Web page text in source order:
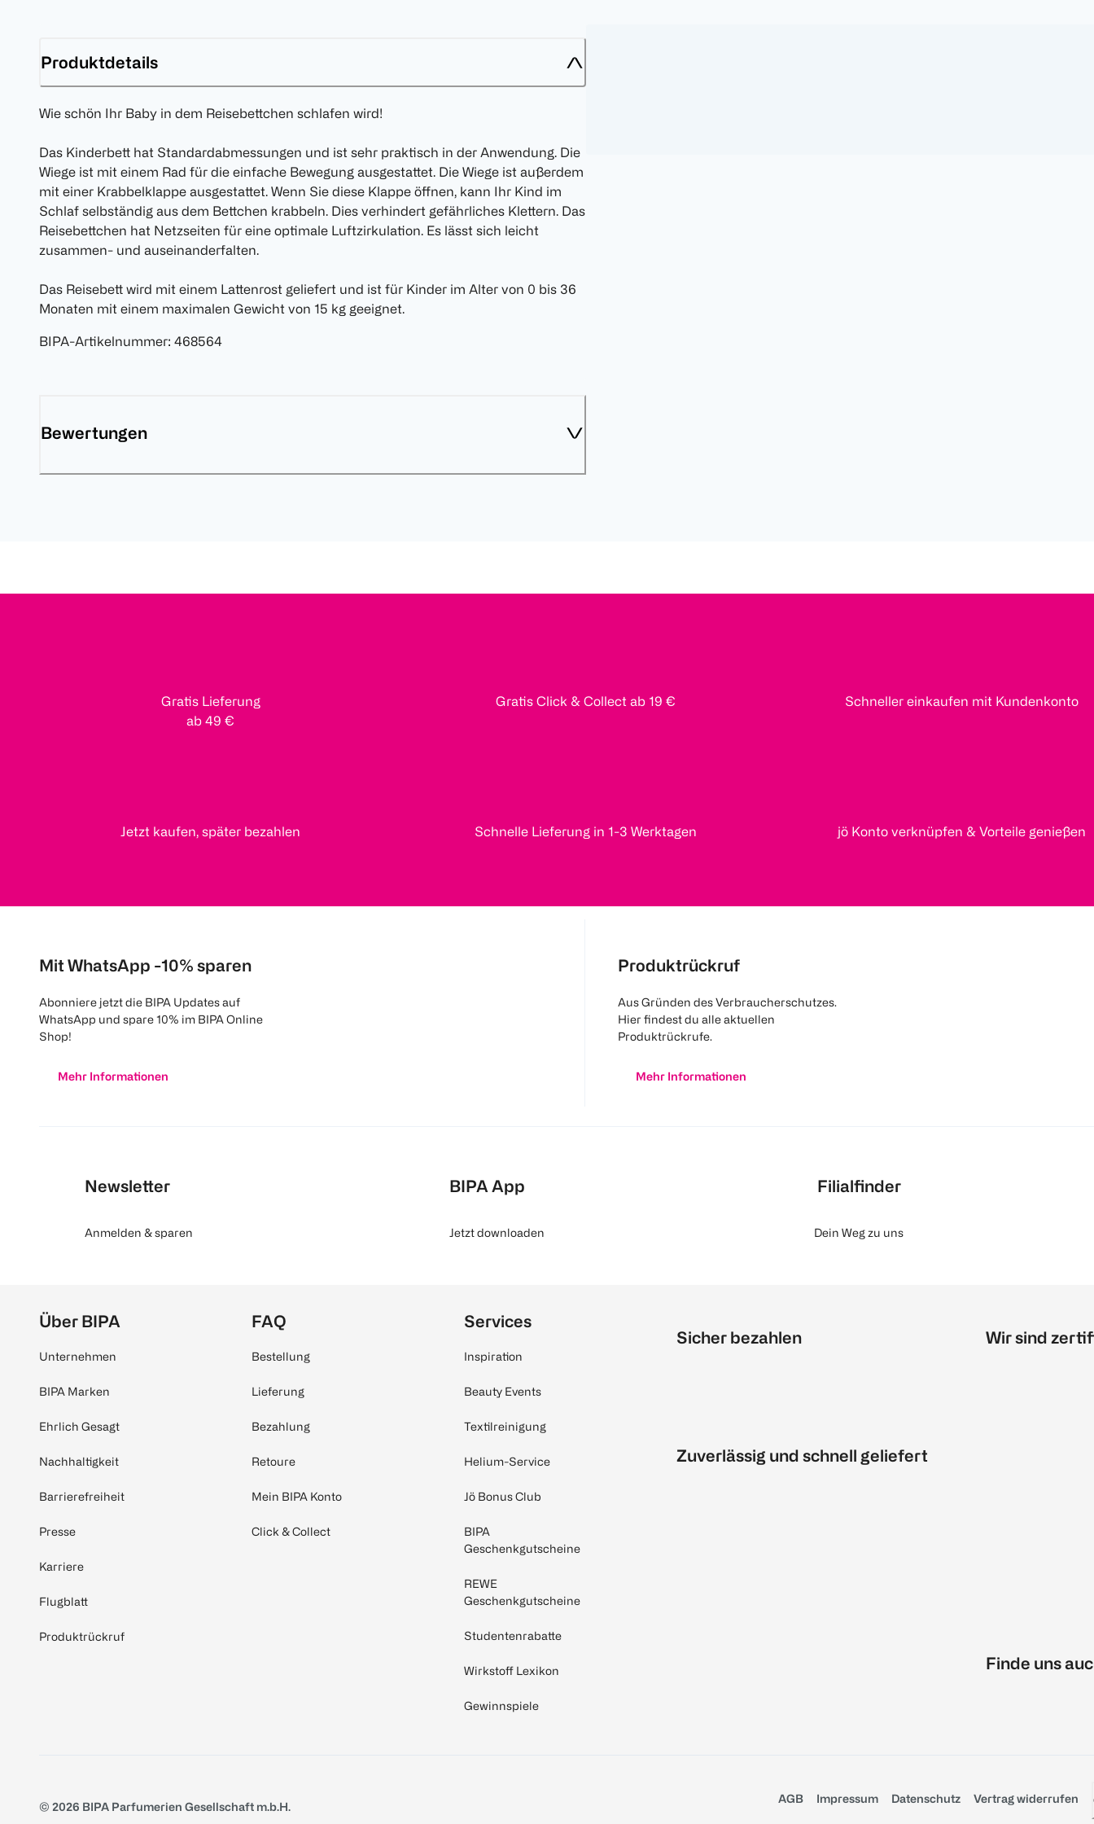
Produktdetails
Wie schön Ihr Baby in dem Reisebettchen schlafen wird!
Das Kinderbett hat Standardabmessungen und ist sehr praktisch in der Anwendung. Die
Wiege ist mit einem Rad für die einfache Bewegung ausgestattet. Die Wiege ist außerdem
mit einer Krabbelklappe ausgestattet. Wenn Sie diese Klappe öffnen, kann Ihr Kind im
Schlaf selbständig aus dem Bettchen krabbeln. Dies verhindert gefährliches Klettern. Das
Reisebettchen hat Netzseiten für eine optimale Luftzirkulation. Es lässt sich leicht
zusammen- und auseinanderfalten.
Das Reisebett wird mit einem Lattenrost geliefert und ist für Kinder im Alter von 0 bis 36
Monaten mit einem maximalen Gewicht von 15 kg geeignet.
BIPA-Artikelnummer: 468564
Bewertungen
Gratis Lieferung
ab 49 €
Gratis Click & Collect ab 19 € Schneller einkaufen mit Kundenkonto
Jetzt kaufen, später bezahlen Schnelle Lieferung in 1-3 Werktagen jö Konto verknüpfen & Vorteile genießen
Mit WhatsApp -10% sparen
Abonniere jetzt die BIPA Updates auf
WhatsApp und spare 10% im BIPA Online
Shop!
Mehr Informationen
Produktrückruf
Aus Gründen des Verbraucherschutzes.
Hier findest du alle aktuellen
Produktrückrufe.
Mehr Informationen
Newsletter
Anmelden & sparen
BIPA App
Jetzt downloaden
Filialfinder
Dein Weg zu uns
Über BIPA
Unternehmen
BIPA Marken
Ehrlich Gesagt
Nachhaltigkeit
Barrierefreiheit
Presse
Karriere
Flugblatt
Produktrückruf
FAQ
Bestellung
Lieferung
Bezahlung
Retoure
Mein BIPA Konto
Click & Collect
Services
Inspiration
Beauty Events
Textilreinigung
Helium-Service
Jö Bonus Club
BIPA
Geschenkgutscheine
REWE
Geschenkgutscheine
Studentenrabatte
Wirkstoff Lexikon
Gewinnspiele
Sicher bezahlen
Zuverlässig und schnell geliefert
Wir sind
Finde uns
© 2026 BIPA Parfumerien Gesellschaft m.b.H.
AGB Impressum Datenschutz Vertrag widerrufen